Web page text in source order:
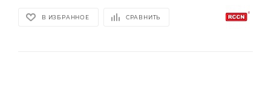
В ИЗБРАННОЕ СРАВНИТЬ